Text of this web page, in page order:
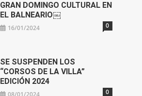
GRAN DOMINGO CULTURAL EN
EL BALNEARIO￼
16/01/2024 0
SE SUSPENDEN LOS
“CORSOS DE LA VILLA”
EDICIÓN 2024
08/01/2024 0